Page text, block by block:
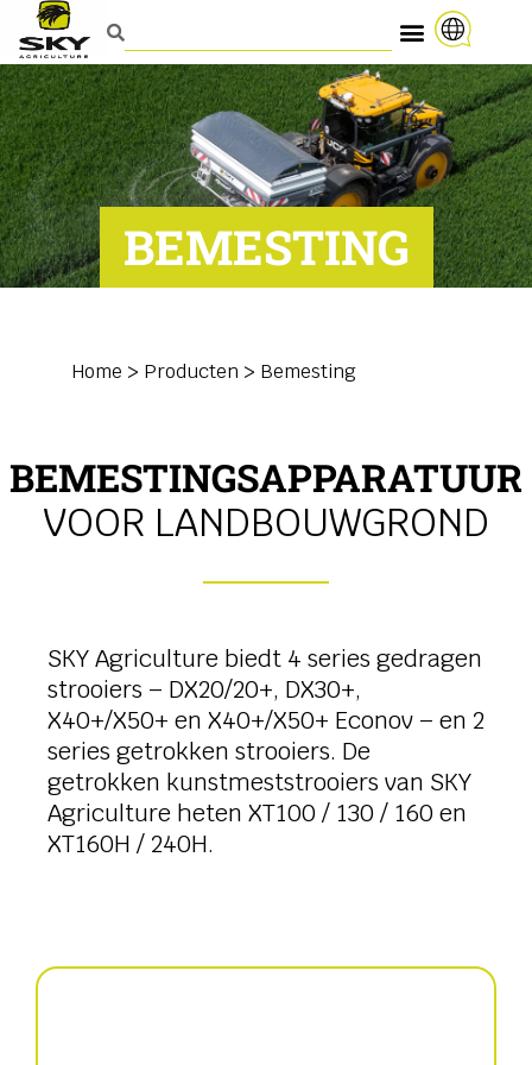
BEMESTING
Home > Producten > Bemesting
BEMESTINGSAPPARATUUR
VOOR LANDBOUWGROND
SKY Agriculture biedt 4 series gedragen
strooiers – DX20/20+, DX30+,
X40+/X50+ en X40+/X50+ Econov – en 2
series getrokken strooiers. De
getrokken kunstmeststrooiers van SKY
Agriculture heten XT100 / 130 / 160 en
XT160H / 240H.